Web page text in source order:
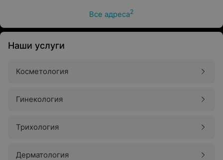
Все адреса2
Наши услуги
Косметология
Гинекология
Трихология
Дерматология